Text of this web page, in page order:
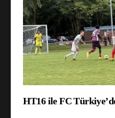
HT16 ile FC